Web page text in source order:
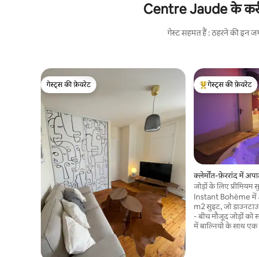
Centre Jaude के
गेस्ट सहमत हैं : ठहरने की इन
गेस्ट्स की फ़ेवरेट
गेस्ट्स की फ़ेवरेट
गेस्ट्स का टॉप फ़ेवरेट
गेस्ट्स की फ़ेवरेट
क्लेर्मोंत-फ़ेररांद में
जोड़ों के लिए प्रीमियम
Instant Bohème में
m2 सुइट, जो
- बीच मौजूद जोड़ों को
में बाल्नियो के साथ एक